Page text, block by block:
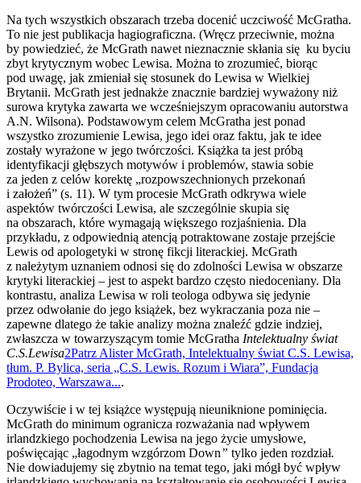
Na tych wszystkich obszarach trzeba docenić uczciwość McGratha.
To nie jest publikacja hagiograficzna. (Wręcz przeciwnie, można
by powiedzieć, że McGrath nawet nieznacznie skłania się ku byciu
zbyt krytycznym wobec Lewisa. Można to zrozumieć, biorąc
pod uwagę, jak zmieniał się stosunek do Lewisa w Wielkiej
Brytanii. McGrath jest jednakże znacznie bardziej wyważony niż
surowa krytyka zawarta we wcześniejszym opracowaniu autorstwa
A.N. Wilsona). Podstawowym celem McGratha jest ponad
wszystko zrozumienie Lewisa, jego idei oraz faktu, jak te idee
zostały wyrażone w jego twórczości. Książka ta jest próbą
identyfikacji głębszych motywów i problemów, stawia sobie
za jeden z celów korektę „rozpowszechnionych przekonań
i założeń” (s. 11). W tym procesie McGrath odkrywa wiele
aspektów twórczości Lewisa, ale szczególnie skupia się
na obszarach, które wymagają większego rozjaśnienia. Dla
przykładu, z odpowiednią atencją potraktowane zostaje przejście
Lewis od apologetyki w stronę fikcji literackiej. McGrath
z należytym uznaniem odnosi się do zdolności Lewisa w obszarze
krytyki literackiej – jest to aspekt bardzo często niedoceniany. Dla
kontrastu, analiza Lewisa w roli teologa odbywa się jedynie
przez odwołanie do jego książek, bez wykraczania poza nie –
zapewne dlatego że takie analizy można znaleźć gdzie indziej,
zwłaszcza w towarzyszącym tomie McGratha Intelektualny świat
C.S.Lewisa2Patrz Alister McGrath, Intelektualny świat C.S. Lewisa,
tłum. P. Bylica, seria „C.S. Lewis. Rozum i Wiara”, Fundacja
Prodoteo, Warszawa....
Oczywiście i w tej książce występują nieuniknione pominięcia.
McGrath do minimum ogranicza rozważania nad wpływem
irlandzkiego pochodzenia Lewisa na jego życie umysłowe,
poświęcając „łagodnym wzgórzom Down” tylko jeden rozdział.
Nie dowiadujemy się zbytnio na temat tego, jaki mógł być wpływ